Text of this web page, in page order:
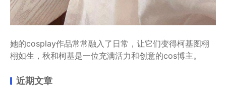
她的cosplay作品常常融入了日常，让它们变得柯基图栩
栩如生，秋和柯基是一位充满活力和创意的cos博主。
近期文章